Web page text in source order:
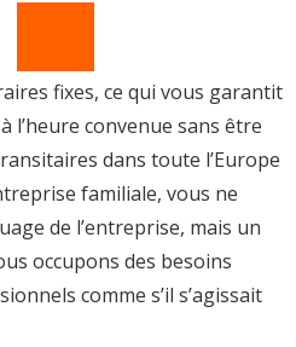
fixes, ce qui vous garantit
l’heure convenue sans être
dans toute l’Europe
familiale, vous ne
de l’entreprise, mais un
occupons des besoins
comme s’il s’agissait